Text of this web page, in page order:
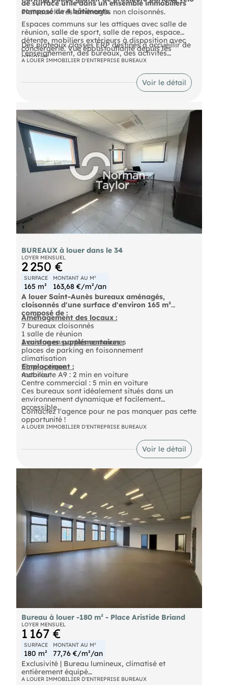
de surface utile dans un ensemble immobiliers
composé de 4 bâtiments.
Plateaux livrés aménagés non cloisonnés.
Espaces communs sur les attiques avec salle de
réunion, salle de sport, salle de repos, espace
détente, mobiliers extérieurs à disposition avec
conciergerie. Vue époustouflante depuis les
attiques.
Des plateaux classés ERP destinés à accueillir de
l'enseignement, des bureaux, des activités
médicales.
A LOUER IMMOBILIER D'ENTREPRISE BUREAUX
Voir le détail
BUREAUX à louer dans le 34
LOYER MENSUEL
2 250 €
SURFACE
165 m²
MONTANT AU M²
163,68 €/m²/an
A louer Saint-Aunès bureaux aménagés,
cloisonnés d'une surface d'environ 165 m²
composé de :
Aménagement des locaux :
7 bureaux cloisonnés
1 salle de réunion
1 cuisine en parties communes
Avantages supplémentaires :
places de parking en foisonnement
climatisation
fibre optique
mobilier
Emplacement :
Autoroute A9 : 2 min en voiture
Centre commercial : 5 min en voiture
Ces bureaux sont idéalement situés dans un
environnement dynamique et facilement
accessible.
Contactez l'agence pour ne pas manquer pas cette
opportunité !
A LOUER IMMOBILIER D'ENTREPRISE BUREAUX
Voir le détail
Bureau à louer -180 m² - Place Aristide Briand
LOYER MENSUEL
1 167 €
SURFACE
180 m²
MONTANT AU M²
77,76 €/m²/an
Exclusivité | Bureau lumineux, climatisé et
entièrement équipé
A LOUER IMMOBILIER D'ENTREPRISE BUREAUX